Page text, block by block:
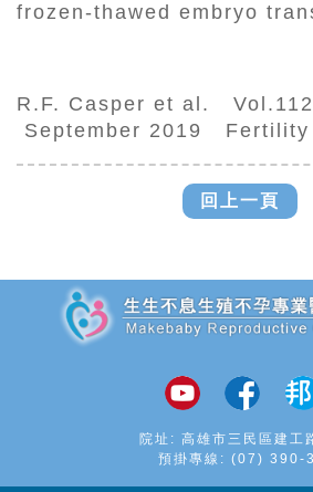
frozen-thawed embryo
R.F. Casper et al.
September 2019
回上一頁
院址: 高雄市三民區建工
預掛專線: (07) 390-